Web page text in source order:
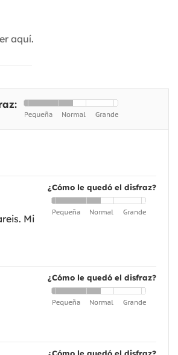
aquí.
¿Cómo le quedó el disfraz?
Mi
¿Cómo le quedó el disfraz?